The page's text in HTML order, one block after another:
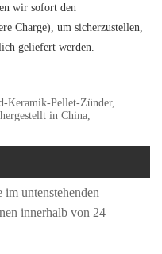
wir sofort den
Charge), um sicherzustellen,
geliefert werden.
Keramik-Pellet-Zünder,
in China,
untenstehenden
innerhalb von 24